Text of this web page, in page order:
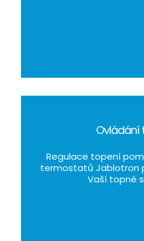
Ovládání
Regulace topení
termostatů Jablotron
Vaší topné